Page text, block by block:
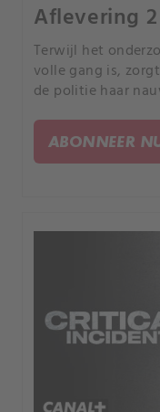
Aflevering
Terwijl het
volle gang is,
de politie haar
ABONNEER